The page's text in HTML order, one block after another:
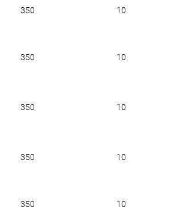
350 10
350 10
350 10
350 10
350 10